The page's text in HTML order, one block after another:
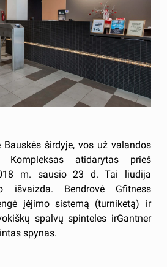
Bauskės širdyje, vos už valandos
atidarytas prieš
m. sausio 23 d. Tai liudija
išvaizda. Bendrovė Gfitness
įėjimo sistemą (turniketą) ir
spalvų spinteles irGantner
spynas.